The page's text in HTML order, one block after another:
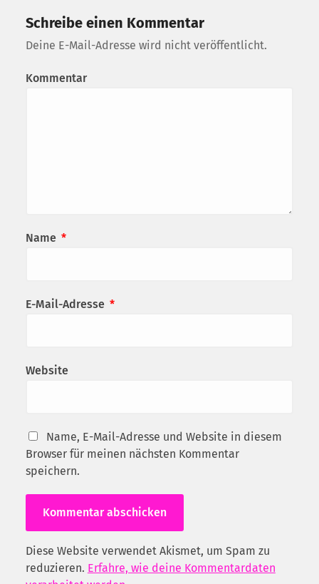
Schreibe einen Kommentar
Deine E-Mail-Adresse wird nicht veröffentlicht.
Kommentar
Name *
E-Mail-Adresse *
Website
Name, E-Mail-Adresse und Website in diesem
Browser für meinen nächsten Kommentar
speichern.
Diese Website verwendet Akismet, um Spam zu
reduzieren. Erfahre, wie deine Kommentardaten